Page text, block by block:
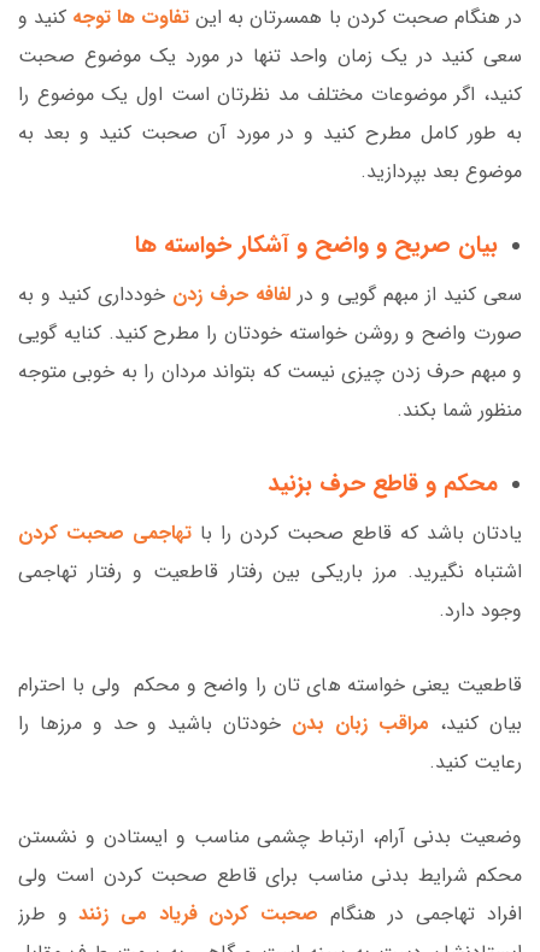
در هنگام صحبت کردن با همسرتان به این تفاوت ها توجه کنید و
سعی کنید در یک زمان واحد تنها در مورد یک موضوع صحبت
کنید، اگر موضوعات مختلف مد نظرتان است اول یک موضوع را
به طور کامل مطرح کنید و در مورد آن صحبت کنید و بعد به
موضوع بعد بپردازید.
بیان صریح و واضح و آشکار خواسته ها
سعی کنید از مبهم گویی و در لفافه حرف زدن خودداری کنید و به
صورت واضح و روشن خواسته خودتان را مطرح کنید. کنایه گویی
و مبهم حرف زدن چیزی نیست که بتواند مردان را به خوبی متوجه
منظور شما بکند.
محکم و قاطع حرف بزنید
یادتان باشد که قاطع صحبت کردن را با تهاجمی صحبت کردن
اشتباه نگیرید. مرز باریکی بین رفتار قاطعیت و رفتار تهاجمی
وجود دارد.
قاطعیت یعنی خواسته های تان را واضح و محکم ولی با احترام
بیان کنید، مراقب زبان بدن خودتان باشید و حد و مرزها را
رعایت کنید.
وضعیت بدنی آرام، ارتباط چشمی مناسب و ایستادن و نشستن
محکم شرایط بدنی مناسب برای قاطع صحبت کردن است ولی
افراد تهاجمی در هنگام صحبت کردن فریاد می زنند و طرز